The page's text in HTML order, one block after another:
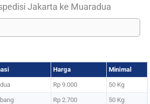
Jakarta ke Muaradua
Harga Minimal
Rp 9.000 50 Kg
Rp 2.700 50 Kg